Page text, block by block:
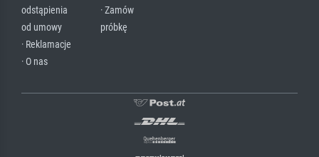
odstąpienia
od umowy
· Reklamacje
· O nas
· Zamów
próbkę